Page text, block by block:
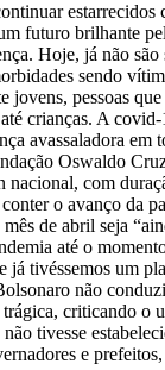
estarrecidos
futuro brilhante
Hoje, já não
sendo
jovens, pessoas
crianças. A
avassaladora em
Oswaldo
nacional, com
conter o avanço da
de abril seja
até o
já tivéssemos um
não
criticando o
tivesse
e prefeitos,